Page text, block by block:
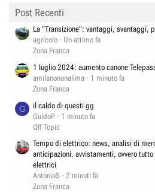
Post Recenti
La "Transizione": vantaggi, svantaggi,
agricolo
Un attimo fa
Zona Franca
1 luglio 2024: aumento canone
amilanononalima
1 minuto fa
Zona Franca
G
il caldo di questi gg
GuidoP
1 minuto fa
Off Topic
Tempo di elettrico: news, analisi di
anticipazioni, avvistamenti, ovvero
elettrici
AntonioS
2 minuti fa
Zona Franca